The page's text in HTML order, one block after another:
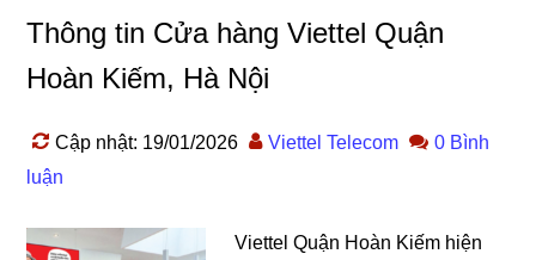
Thông tin Cửa hàng Viettel Quận
Hoàn Kiếm, Hà Nội
Cập nhật: 19/01/2026 Viettel Telecom
0 Bình
luận
Viettel Quận Hoàn Kiếm hiện